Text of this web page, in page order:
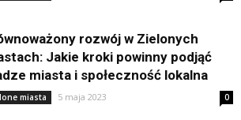
rozwój w Zielonych
Jakie kroki powinny podjąć
miasta i społeczność lokalna
miasta 5 maja 2023 0